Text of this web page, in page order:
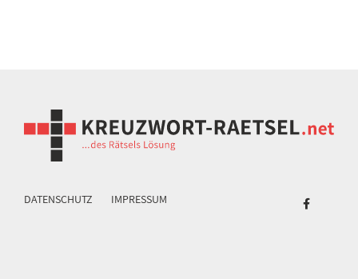
DATENSCHUTZ IMPRESSUM